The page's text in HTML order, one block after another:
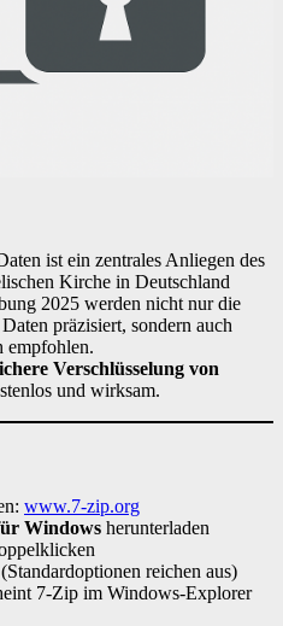
ist ein zentrales Anliegen des
Kirche in Deutschland
2025 werden nicht nur die
präzisiert, sondern auch
empfohlen.
Verschlüsselung von
und wirksam.
www.7-zip.org
Windows herunterladen
reichen aus)
7-Zip im Windows-Explorer